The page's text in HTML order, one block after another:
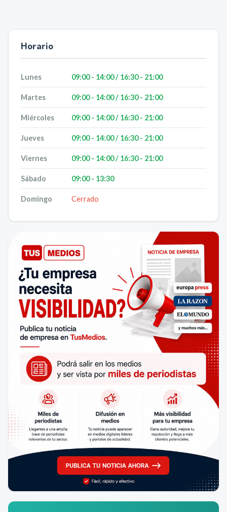
Horario
Lunes 09:00 - 14:00 / 16:30 - 21:00
Martes 09:00 - 14:00 / 16:30 - 21:00
Miércoles 09:00 - 14:00 / 16:30 - 21:00
Jueves 09:00 - 14:00 / 16:30 - 21:00
Viernes 09:00 - 14:00 / 16:30 - 21:00
Sábado 09:00 - 13:30
Domingo Cerrado